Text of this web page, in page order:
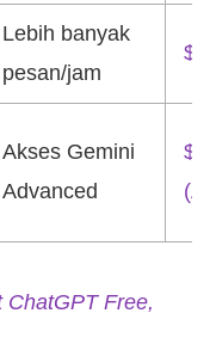
Lebih banyak
pesan/jam
Akses Gemini
Advanced
ChatGPT Free,